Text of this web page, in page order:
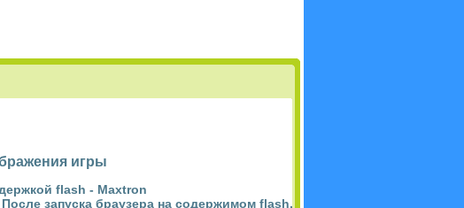
игры
flash - Maxtron
запуска браузера на содержимом flash,